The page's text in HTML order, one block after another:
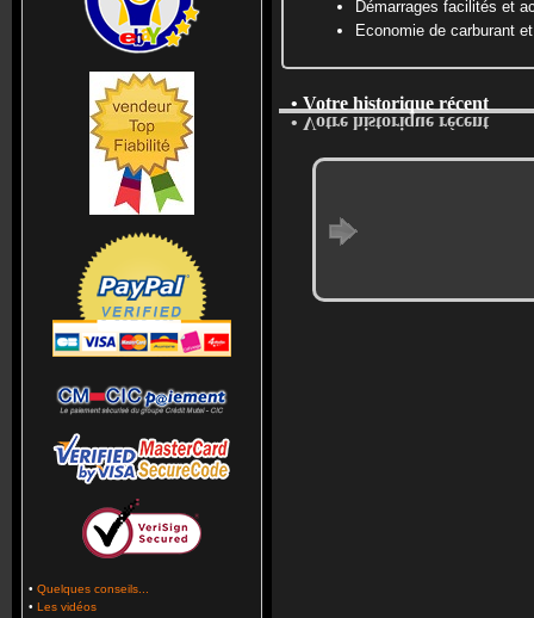
• Quelques conseils...
• Les vidéos
Démarrages facilités et
Economie de carburant
• Votre historique récent
• Votre historique récent